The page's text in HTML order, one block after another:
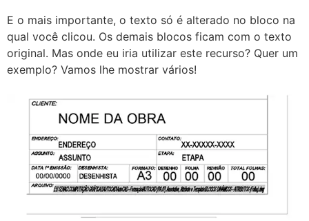
E o mais importante, o texto só é alterado no bloco na
qual você clicou. Os demais blocos ficam com o texto
original. Mas onde eu iria utilizar este recurso? Quer um
exemplo? Vamos lhe mostrar vários!